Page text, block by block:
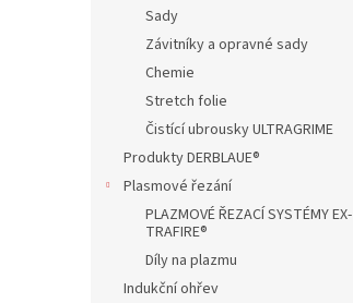
Sady
Závitníky a opravné sady
Chemie
Stretch folie
Čistící ubrousky ULTRAGRIME
Produkty DERBLAUE®
Plasmové řezání
PLAZMOVÉ ŘEZACÍ SYSTÉMY EX-
TRAFIRE®
Díly na plazmu
Indukční ohřev